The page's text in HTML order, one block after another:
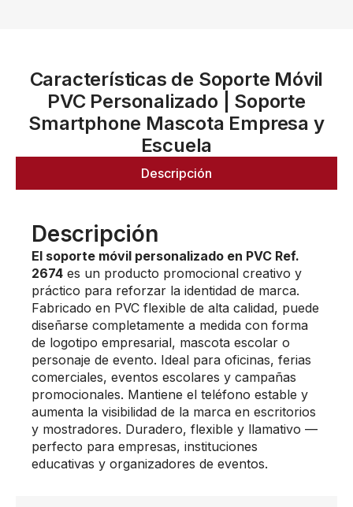
Características de Soporte Móvil
PVC Personalizado | Soporte
Smartphone Mascota Empresa y
Escuela
Descripción
Descripción
El soporte móvil personalizado en PVC Ref.
2674 es un producto promocional creativo y
práctico para reforzar la identidad de marca.
Fabricado en PVC flexible de alta calidad, puede
diseñarse completamente a medida con forma
de logotipo empresarial, mascota escolar o
personaje de evento. Ideal para oficinas, ferias
comerciales, eventos escolares y campañas
promocionales. Mantiene el teléfono estable y
aumenta la visibilidad de la marca en escritorios
y mostradores. Duradero, flexible y llamativo —
perfecto para empresas, instituciones
educativas y organizadores de eventos.